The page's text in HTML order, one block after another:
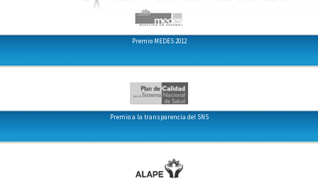
Premio MEDES 2012
Premio a la transparencia del SNS